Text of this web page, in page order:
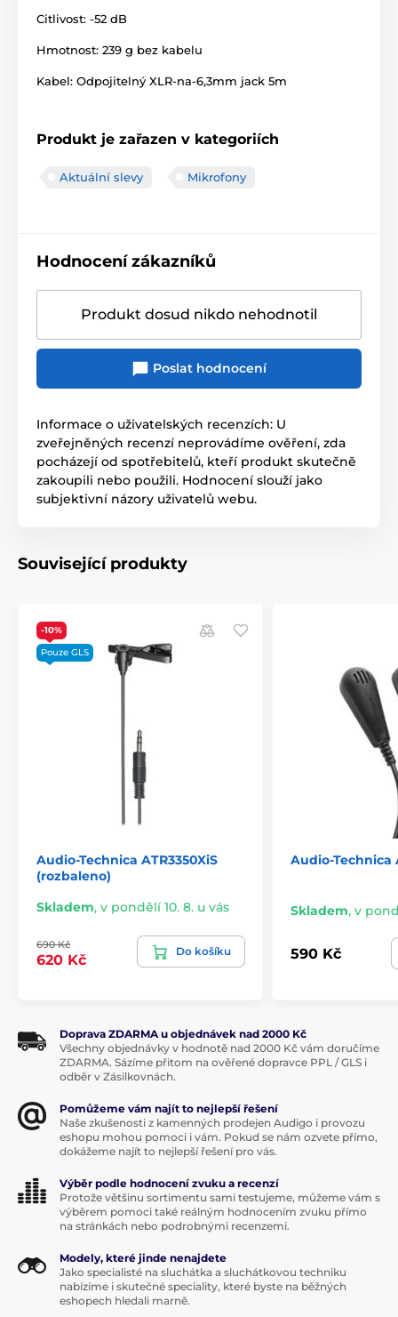
Citlivost: -52 dB
Hmotnost: 239 g bez kabelu
Kabel: Odpojitelný XLR-na-6,3mm jack 5m
Produkt je zařazen v kategoriích
Aktuální slevy Mikrofony
Hodnocení zákazníků
Produkt dosud nikdo nehodnotil
Poslat hodnocení
Informace o uživatelských recenzích: U
zveřejněných recenzí neprovádíme ověření, zda
pocházejí od spotřebitelů, kteří produkt skutečně
zakoupili nebo použili. Hodnocení slouží jako
subjektivní názory uživatelů webu.
Související produkty
-10%
Pouze GLS
Audio-Technica ATR3350XiS
(rozbaleno)
Skladem, v pondělí 10. 8. u vás
690 Kč
620 Kč
Do košíku
Audio-Technica
Skladem, v
590 Kč
Doprava ZDARMA u objednávek nad 2000 Kč
Všechny objednávky v hodnotě nad 2000 Kč vám doručíme
ZDARMA. Sázíme přitom na ověřené dopravce PPL / GLS i
odběr v Zásilkovnách.
Pomůžeme vám najít to nejlepší řešení
Naše zkušenosti z kamenných prodejen Audigo i provozu
eshopu mohou pomoci i vám. Pokud se nám ozvete přímo,
dokážeme najít to nejlepší řešení pro vás.
Výběr podle hodnocení zvuku a recenzí
Protože většinu sortimentu sami testujeme, můžeme vám s
výběrem pomoci také reálným hodnocením zvuku přímo
na stránkách nebo podrobnými recenzemi.
Modely, které jinde nenajdete
Jako specialisté na sluchátka a sluchátkovou techniku
nabízíme i skutečné speciality, které byste na běžných
eshopech hledali marně.